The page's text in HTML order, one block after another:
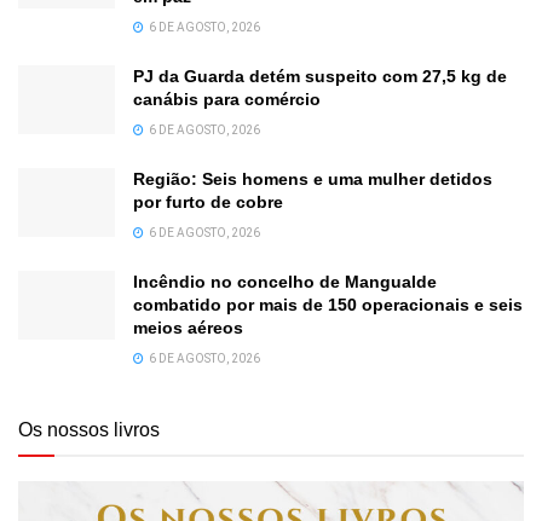
6 DE AGOSTO, 2026
PJ da Guarda detém suspeito com 27,5 kg de
canábis para comércio
6 DE AGOSTO, 2026
Região: Seis homens e uma mulher detidos
por furto de cobre
6 DE AGOSTO, 2026
Incêndio no concelho de Mangualde
combatido por mais de 150 operacionais e seis
meios aéreos
6 DE AGOSTO, 2026
Os nossos livros